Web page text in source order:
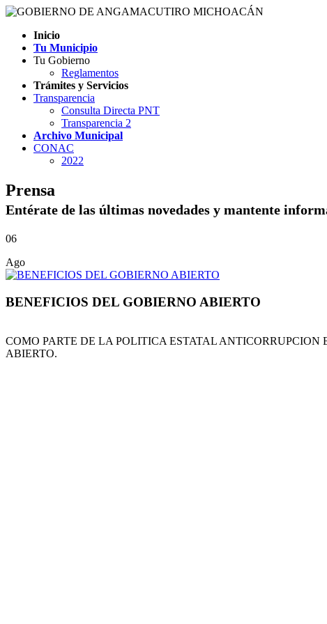
Inicio
Tu Municipio
Tu Gobierno
Reglamentos
Trámites y Servicios
Transparencia
Consulta Directa PNT
Transparencia 2
Archivo Municipal
CONAC
2022
Prensa
Entérate de las últimas novedades y mantente
06
Ago
BENEFICIOS DEL GOBIERNO ABIERTO
COMO PARTE DE LA POLITICA ESTATAL
ABIERTO.